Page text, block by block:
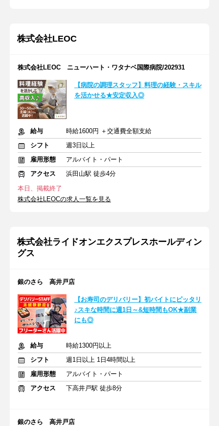
株式会社LEOC
株式会社LEOC ニューハート・ワタナベ国際病院/202931
【病院の調理スタッフ】料理の経験・スキル
を活かせる★安定収入◎
給与
時給1600円 ＋交通費全額支給
シフト
週3日以上
雇用形態
アルバイト・パート
アクセス
浜田山駅 徒歩4分
本日、掲載終了
株式会社LEOCの求人一覧を見る
株式会社ライドオンエクスプレスホールディン
グス
銀のさら 高井戸店
【お寿司のデリバリー】初バイトにピッタリ
♪スキな時間に週1日～&短時間もOK★副業
にも◎
給与
時給1300円以上
シフト
週1日以上 1日4時間以上
雇用形態
アルバイト・パート
アクセス
下高井戸駅 徒歩8分
銀のさら 高井戸店